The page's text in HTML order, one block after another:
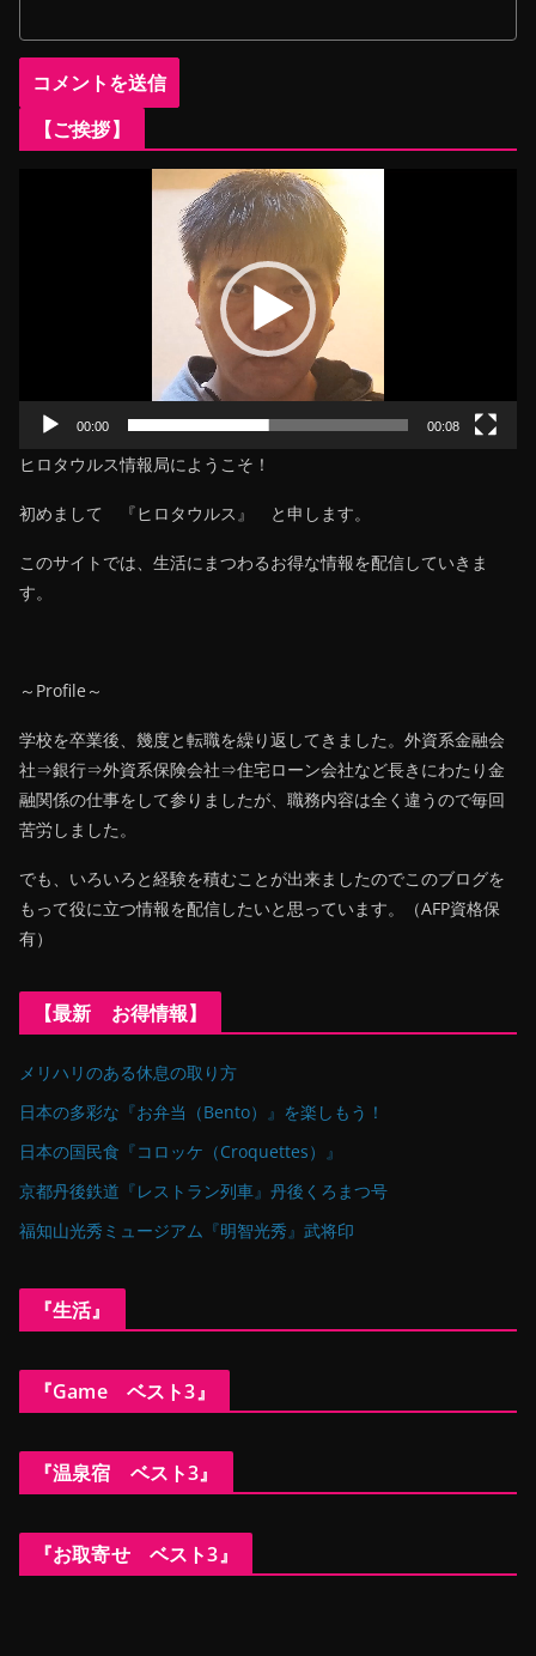
【ご挨拶】
00:00 00:08
ヒロタウルス情報局にようこそ！
初めまして 『ヒロタウルス』 と申します。
このサイトでは、生活にまつわるお得な情報を配信していきま
す。
～Profile～
学校を卒業後、幾度と転職を繰り返してきました。外資系金融会
社⇒銀行⇒外資系保険会社⇒住宅ローン会社など長きにわたり金
融関係の仕事をして参りましたが、職務内容は全く違うので毎回
苦労しました。
でも、いろいろと経験を積むことが出来ましたのでこのブログを
もって役に立つ情報を配信したいと思っています。（AFP資格保
有）
【最新 お得情報】
メリハリのある休息の取り方
日本の多彩な『お弁当（Bento）』を楽しもう！
日本の国民食『コロッケ（Croquettes）』
京都丹後鉄道『レストラン列車』丹後くろまつ号
福知山光秀ミュージアム『明智光秀』武将印
『生活』
『Game ベスト3』
『温泉宿 ベスト3』
『お取寄せ ベスト3』